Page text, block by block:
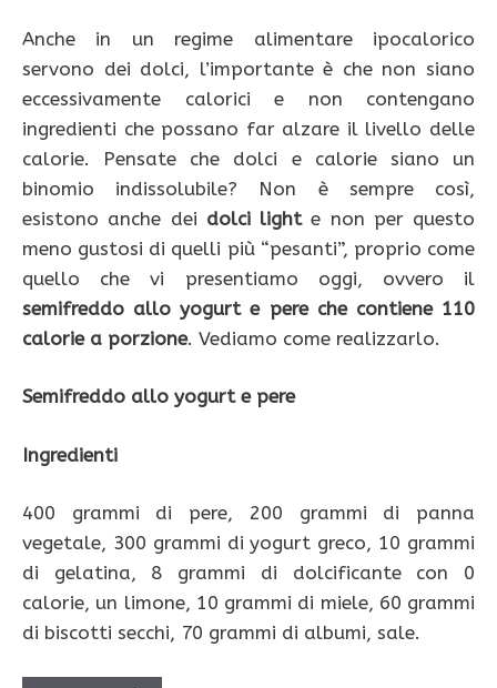
Anche in un regime alimentare ipocalorico
servono dei dolci, l’importante è che non siano
eccessivamente calorici e non contengano
ingredienti che possano far alzare il livello delle
calorie. Pensate che dolci e calorie siano un
binomio indissolubile? Non è sempre così,
esistono anche dei dolci lighte non per questo
meno gustosi di quelli più “pesanti”, proprio come
quello che vi presentiamo oggi, ovvero il
semifreddo allo yogurt e pere che contiene 110
calorie a porzione. Vediamo come realizzarlo.
Semifreddo allo yogurt e pere
Ingredienti
400 grammi di pere, 200 grammi di panna
vegetale, 300 grammi di yogurt greco, 10 grammi
di gelatina, 8 grammi di dolcificante con 0
calorie, un limone, 10 grammi di miele, 60 grammi
di biscotti secchi, 70 grammi di albumi, sale.